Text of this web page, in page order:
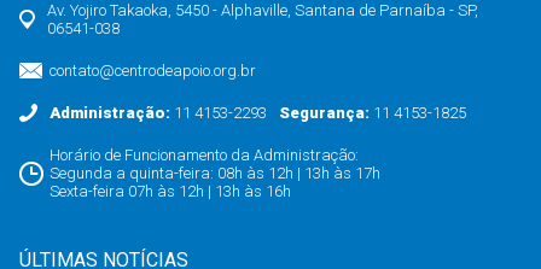
Av. Yojiro Takaoka, 5450 - Alphaville, Santana de Parnaíba - SP,
06541-038
contato@centrodeapoio.org.br
Administração: 11 4153-2293 Segurança: 11 4153-1825
Horário de Funcionamento da Administração:
Segunda a quinta-feira: 08h às 12h | 13h às 17h
Sexta-feira 07h às 12h | 13h às 16h
ÚLTIMAS NOTÍCIAS